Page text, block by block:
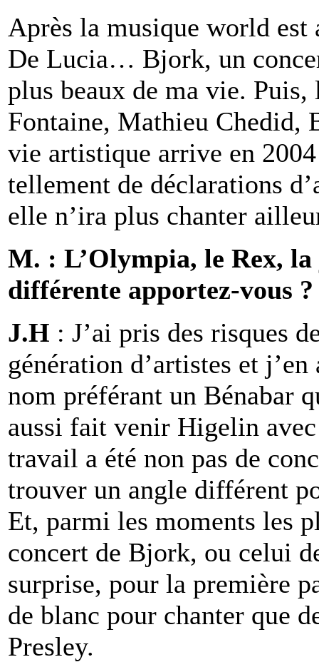
Après la musique world
De Lucia… Bjork, un
plus beaux de ma vie.
Fontaine, Mathieu Chedid,
vie artistique arrive en
tellement de déclarations
elle n’ira plus chanter
M. : L’Olympia, le Rex,
différente apportez-vous ?
J.H : J’ai pris des risques
génération d’artistes et
nom préférant un Bénabar
aussi fait venir Higelin
travail a été non pas de
trouver un angle différent
Et, parmi les moments les
concert de Bjork, ou celui
surprise, pour la première
de blanc pour chanter que
Presley.